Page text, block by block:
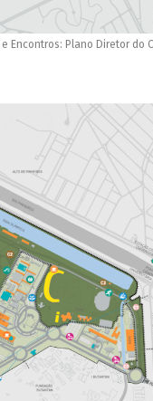
Encontros: Plano Diretor do